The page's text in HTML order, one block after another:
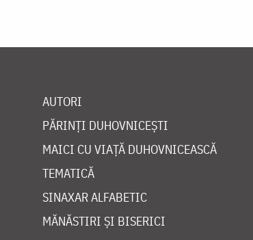
AUTORI
PĂRINȚI DUHOVNICEȘTI
MAICI CU VIAȚĂ DUHOVNICEASCĂ
TEMATICĂ
SINAXAR ALFABETIC
MĂNĂSTIRI ȘI BISERICI